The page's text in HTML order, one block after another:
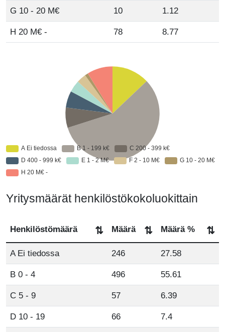
G 10 - 20 M€ 10 1.12
H 20 M€ - 78 8.77
Yritysmäärät henkilöstökokoluokittain
Henkilöstömäärä ⇅ Määrä ⇅ Määrä % ⇅
A Ei tiedossa 246 27.58
B 0 - 4 496 55.61
C 5 - 9 57 6.39
D 10 - 19 66 7.4